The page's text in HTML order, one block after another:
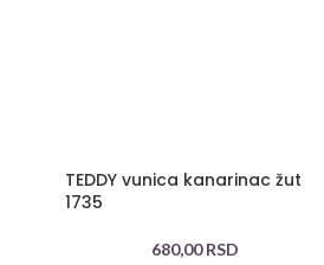
TEDDY vunica kanarinac žut
1735
680,00RSD